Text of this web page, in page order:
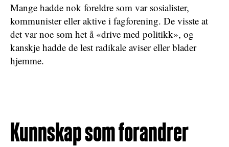
Mange hadde nok foreldre som var sosialister,
kommunister eller aktive i fagforening. De visste at
det var noe som het å «drive med politikk», og
kanskje hadde de lest radikale aviser eller blader
hjemme.
Kunnskap som forandrer